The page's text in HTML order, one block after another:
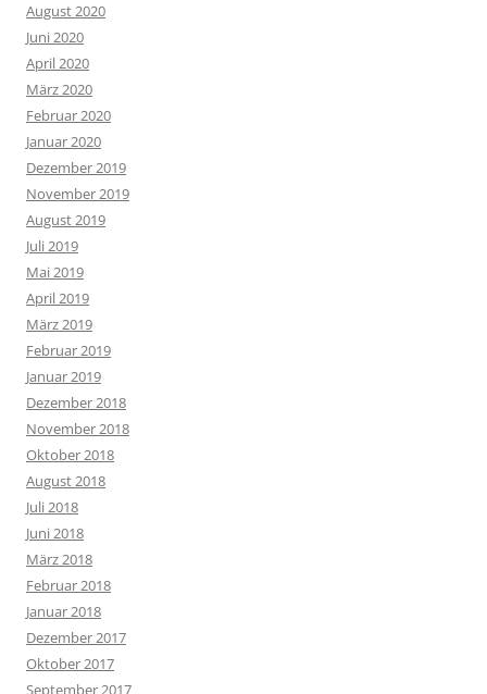
August 2020
Juni 2020
April 2020
März 2020
Februar 2020
Januar 2020
Dezember 2019
November 2019
August 2019
Juli 2019
Mai 2019
April 2019
März 2019
Februar 2019
Januar 2019
Dezember 2018
November 2018
Oktober 2018
August 2018
Juli 2018
Juni 2018
März 2018
Februar 2018
Januar 2018
Dezember 2017
Oktober 2017
September 2017